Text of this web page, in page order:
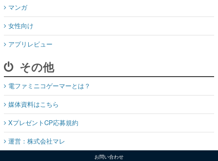
マンガ
女性向け
アプリレビュー
その他
電ファミニコゲーマーとは？
媒体資料はこちら
XプレゼントCP応募規約
運営：株式会社マレ
お問い合わせ